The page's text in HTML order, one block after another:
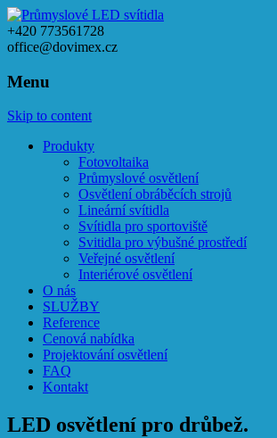
+420 773561728
office@dovimex.cz
Menu
Skip to content
Produkty
Fotovoltaika
Průmyslové osvětlení
Osvětlení obráběcích strojů
Lineární svítidla
Svítidla pro sportoviště
Svitidla pro výbušné prostředí
Veřejné osvětlení
Interiérové osvětlení
O nás
SLUŽBY
Reference
Cenová nabídka
Projektování osvětlení
FAQ
Kontakt
LED osvětlení pro drůbež.